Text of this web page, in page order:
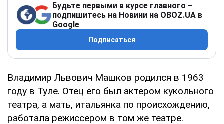
Будьте первыми в курсе главного –
подпишитесь на Новини на OBOZ.UA в
Google
Подписаться
Владимир Львович Машков родился в 1963
году в Туле. Отец его был актером кукольного
театра, а мать, итальянка по происхождению,
работала режиссером в том же театре.